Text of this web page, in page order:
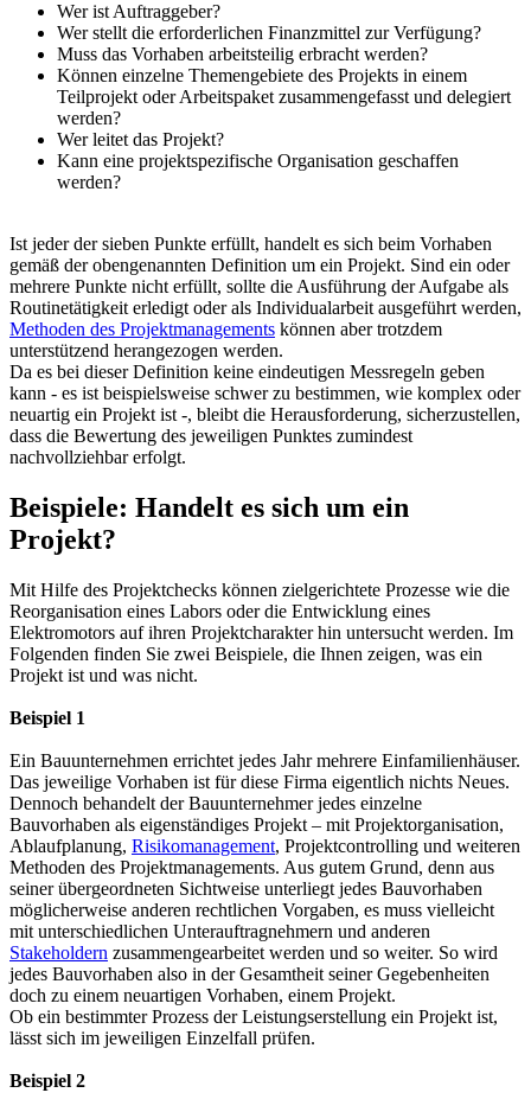
Wer ist Auftraggeber?
Wer stellt die erforderlichen Finanzmittel zur Verfügung?
Muss das Vorhaben arbeitsteilig erbracht werden?
Können einzelne Themengebiete des Projekts in einem
Teilprojekt oder Arbeitspaket zusammengefasst und delegiert
werden?
Wer leitet das Projekt?
Kann eine projektspezifische Organisation geschaffen
werden?
Ist jeder der sieben Punkte erfüllt, handelt es sich beim Vorhaben
gemäß der obengenannten Definition um ein Projekt. Sind ein oder
mehrere Punkte nicht erfüllt, sollte die Ausführung der Aufgabe als
Routinetätigkeit erledigt oder als Individualarbeit ausgeführt werden,
Methoden des Projektmanagements können aber trotzdem
unterstützend herangezogen werden.
Da es bei dieser Definition keine eindeutigen Messregeln geben
kann - es ist beispielsweise schwer zu bestimmen, wie komplex oder
neuartig ein Projekt ist -, bleibt die Herausforderung, sicherzustellen,
dass die Bewertung des jeweiligen Punktes zumindest
nachvollziehbar erfolgt.
Beispiele: Handelt es sich um ein
Projekt?
Mit Hilfe des Projektchecks können zielgerichtete Prozesse wie die
Reorganisation eines Labors oder die Entwicklung eines
Elektromotors auf ihren Projektcharakter hin untersucht werden. Im
Folgenden finden Sie zwei Beispiele, die Ihnen zeigen, was ein
Projekt ist und was nicht.
Beispiel 1
Ein Bauunternehmen errichtet jedes Jahr mehrere Einfamilienhäuser.
Das jeweilige Vorhaben ist für diese Firma eigentlich nichts Neues.
Dennoch behandelt der Bauunternehmer jedes einzelne
Bauvorhaben als eigenständiges Projekt – mit Projektorganisation,
Ablaufplanung, Risikomanagement, Projektcontrolling und weiteren
Methoden des Projektmanagements. Aus gutem Grund, denn aus
seiner übergeordneten Sichtweise unterliegt jedes Bauvorhaben
möglicherweise anderen rechtlichen Vorgaben, es muss vielleicht
mit unterschiedlichen Unterauftragnehmern und anderen
Stakeholdern zusammengearbeitet werden und so weiter. So wird
jedes Bauvorhaben also in der Gesamtheit seiner Gegebenheiten
doch zu einem neuartigen Vorhaben, einem Projekt.
Ob ein bestimmter Prozess der Leistungserstellung ein Projekt ist,
lässt sich im jeweiligen Einzelfall prüfen.
Beispiel 2